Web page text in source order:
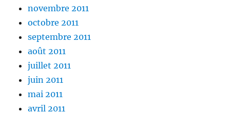
novembre 2011
octobre 2011
septembre 2011
août 2011
juillet 2011
juin 2011
mai 2011
avril 2011